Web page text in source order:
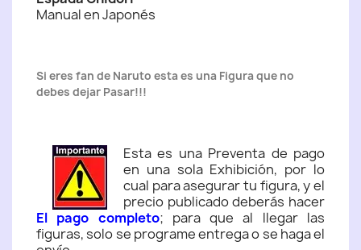
Manual en Japonés
Si eres fan de Naruto esta es una Figura que no
debes dejar Pasar!!!
Esta es una Preventa de pago
en una sola Exhibición, por lo
cual para asegurar tu figura, y el
precio publicado deberás hacer
El pago completo; para que al llegar las
figuras, solo se programe entrega o se haga el